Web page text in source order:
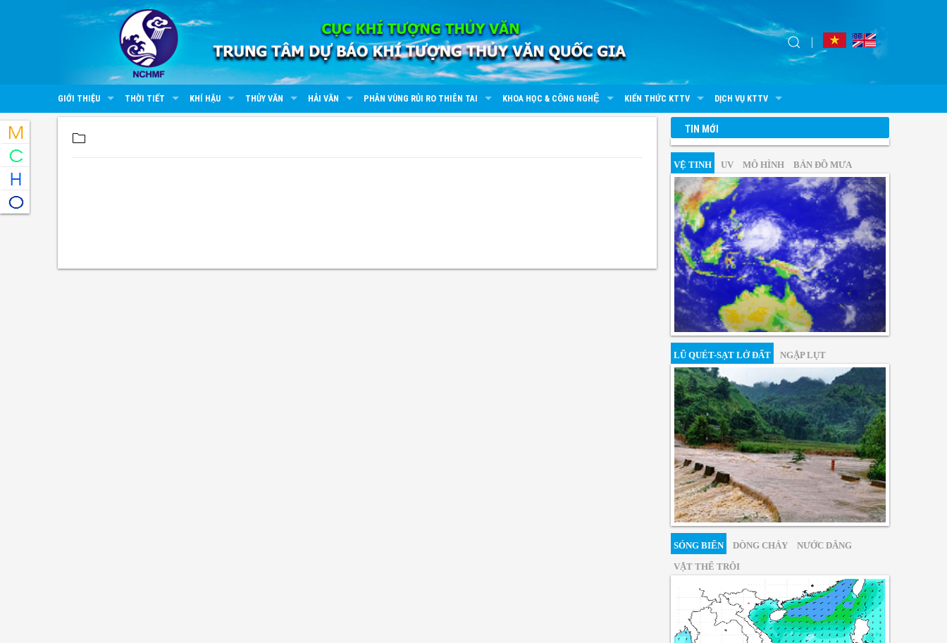
GIỚI THIỆU THỜI TIẾT KHÍ HẬU THỦY VĂN HẢI VĂN PHÂN VÙNG RỦI RO THIÊN TAI KHOA HỌC & CÔNG NGHỆ KIẾN THỨC KTTV DỊCH VỤ KTTV
TIN MỚI
VỆ TINH UV MÔ HÌNH BẢN ĐỒ MƯA
LŨ QUÉT-SẠT LỞ ĐẤT NGẬP LỤT
SÓNG BIỂN DÒNG CHẢY
NƯỚC DÂNG
VẬT THỂ TRÔI